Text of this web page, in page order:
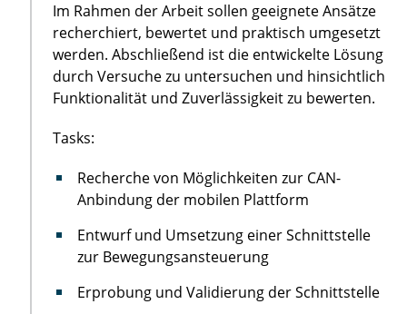
Im Rahmen der Arbeit sollen geeignete Ansätze
recherchiert, bewertet und praktisch umgesetzt
werden. Abschließend ist die entwickelte Lösung
durch Versuche zu untersuchen und hinsichtlich
Funktionalität und Zuverlässigkeit zu bewerten.
Tasks:
Recherche von Möglichkeiten zur CAN-
Anbindung der mobilen Plattform
Entwurf und Umsetzung einer Schnittstelle
zur Bewegungsansteuerung
Erprobung und Validierung der Schnittstelle